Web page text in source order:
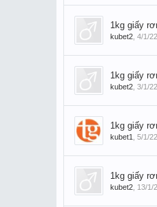
1kg giấy
kubet2 4/1/22
1kg giấy
kubet2 3/1/22
1kg giấy
kubet1 5/1/22
1kg giấy
kubet2 13/1/